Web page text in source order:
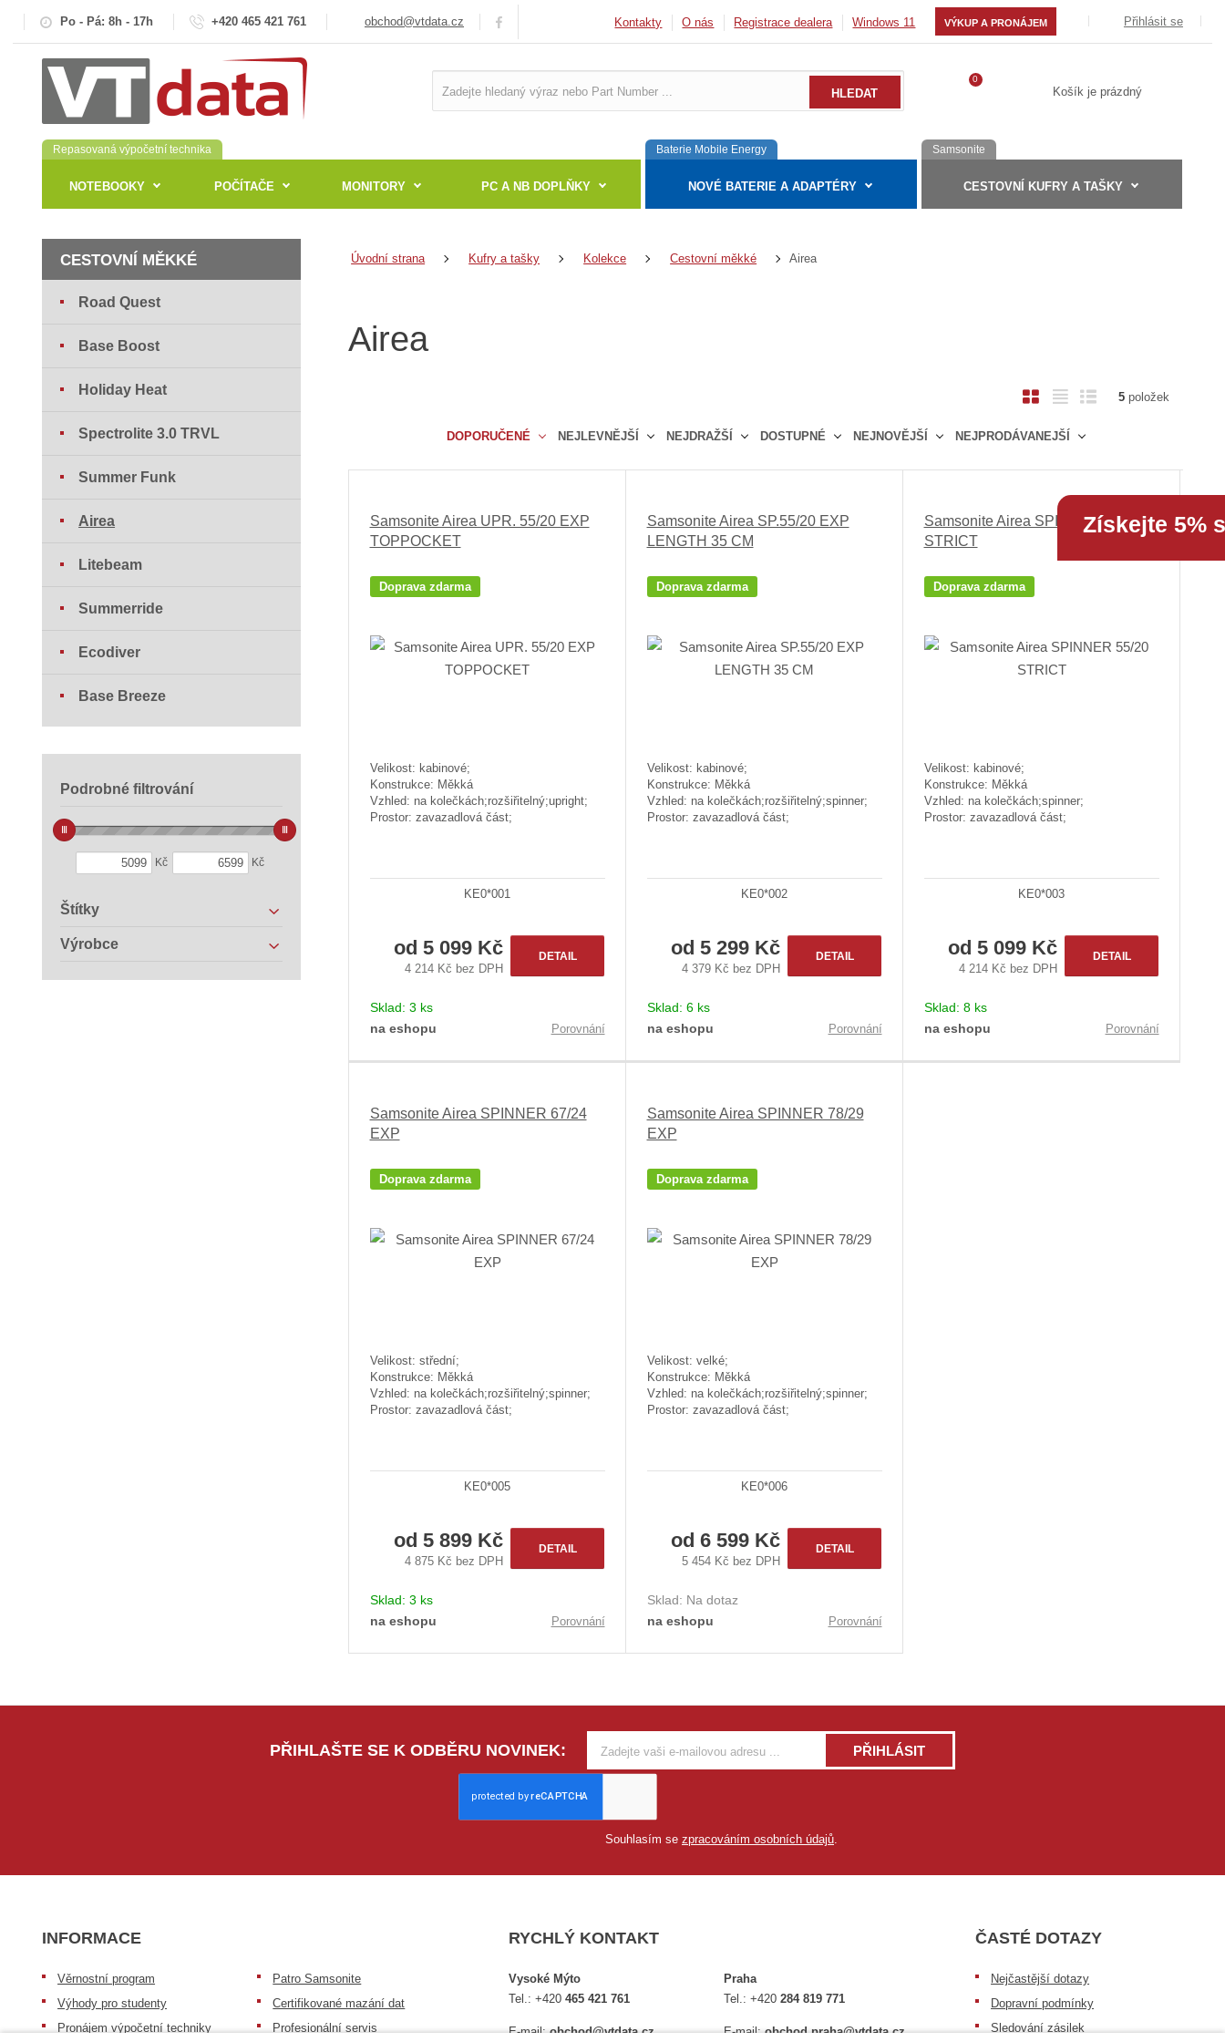
Po - Pá: 8h - 17h +420 465 421 761 obchod@vtdata.cz Kontakty O nás Registrace dealera Windows 11 VÝKUP A PRONÁJEM Přihlásit se
0
Košík je prázdný
Repasovaná výpočetní technika
NOTEBOOKY POČÍTAČE MONITORY PC A NB DOPLŇKY
Baterie Mobile Energy
NOVÉ BATERIE A ADAPTÉRY
Samsonite
CESTOVNÍ KUFRY A TAŠKY
Úvodní strana Kufry a tašky Kolekce Cestovní měkké Airea
Airea
DOPORUČENÉ NEJLEVNĚJŠÍ NEJDRAŽŠÍ DOSTUPNÉ NEJNOVĚJŠÍ NEJPRODÁVANEJŠÍ
e
d
u
r
o
p
i
T
b
p
ý
s
5položek
Samsonite Airea UPR. 55/20 EXP
TOPPOCKET
Doprava zdarma
Velikost: kabinové;
Konstrukce: Měkká
Vzhled: na kolečkách;rozšiřitelný;upright;
Prostor: zavazadlová část;
KE0*001
od5 099 Kč
4 214 Kč bez DPH
DETAIL
Sklad: 3 ks
na eshopu
Porovnání
Samsonite Airea SP.55/20 EXP
LENGTH 35 CM
Doprava zdarma
Velikost: kabinové;
Konstrukce: Měkká
Vzhled: na kolečkách;rozšiřitelný;spinner;
Prostor: zavazadlová část;
KE0*002
od5 299 Kč
4 379 Kč bez DPH
DETAIL
Sklad: 6 ks
na eshopu
Porovnání
Samsonite Airea SPINNER 55/20
STRICT
Doprava zdarma
Velikost: kabinové;
Konstrukce: Měkká
Vzhled: na kolečkách;spinner;
Prostor: zavazadlová část;
KE0*003
od5 099 Kč
4 214 Kč bez DPH
DETAIL
Sklad: 8 ks
na eshopu
Porovnání
Samsonite Airea SPINNER 67/24
EXP
Doprava zdarma
Velikost: střední;
Konstrukce: Měkká
Vzhled: na kolečkách;rozšiřitelný;spinner;
Prostor: zavazadlová část;
KE0*005
od5 899 Kč
4 875 Kč bez DPH
DETAIL
Sklad: 3 ks
na eshopu
Porovnání
Samsonite Airea SPINNER 78/29
EXP
Doprava zdarma
Velikost: velké;
Konstrukce: Měkká
Vzhled: na kolečkách;rozšiřitelný;spinner;
Prostor: zavazadlová část;
KE0*006
od6 599 Kč
5 454 Kč bez DPH
DETAIL
Sklad: Na dotaz
na eshopu
Porovnání
CESTOVNÍ MĚKKÉ
Road Quest
Base Boost
Holiday Heat
Spectrolite 3.0 TRVL
Summer Funk
Airea
Litebeam
Summerride
Ecodiver
Base Breeze
Podrobné filtrování
Kč Kč
Štítky
Výrobce
PŘIHLAŠTE SE K ODBĚRU NOVINEK: PŘIHLÁSIT
Souhlasím se zpracováním osobních údajů.
INFORMACE
Věrnostní program
Výhody pro studenty
Pronájem výpočetní techniky
Patro Samsonite
Certifikované mazání dat
Profesionální servis
Získejte 5%
RYCHLÝ KONTAKT
Vysoké Mýto
Tel.:+420465 421 761
E-mail:obchod@vtdata.cz
Praha
Tel.:+420284 819 771
E-mail:obchod.praha@vtdata.cz
ČASTÉ DOTAZY
Nejčastější dotazy
Dopravní podmínky
Sledování zásilek